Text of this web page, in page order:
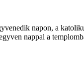
napon, a
nappal a